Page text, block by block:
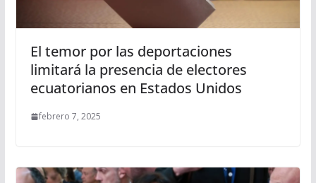
El temor por las deportaciones
limitará la presencia de electores
ecuatorianos en Estados Unidos
febrero 7, 2025